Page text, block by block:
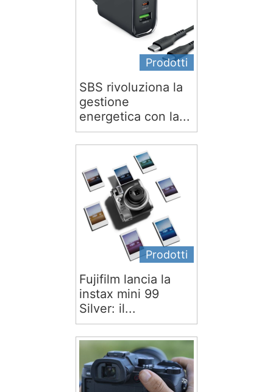
Prodotti
SBS rivoluziona la
gestione
energetica con la...
Prodotti
Fujifilm lancia la
instax mini 99
Silver: il...